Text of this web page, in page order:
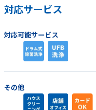
対応サービス
対応可能サービス
その他